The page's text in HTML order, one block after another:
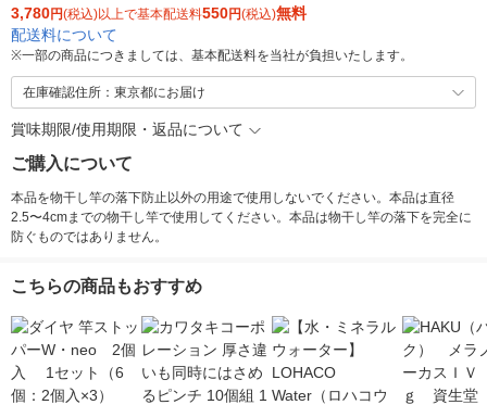
3,780円(税込)以上で基本配送料550円(税込)無料
配送料について
※一部の商品につきましては、基本配送料を当社が負担いたします。
在庫確認住所：東京都にお届け
賞味期限/使用期限・返品について
ご購入について
本品を物干し竿の落下防止以外の用途で使用しないでください。本品は直径
2.5〜4cmまでの物干し竿で使用してください。本品は物干し竿の落下を完全に
防ぐものではありません。
こちらの商品もおすすめ